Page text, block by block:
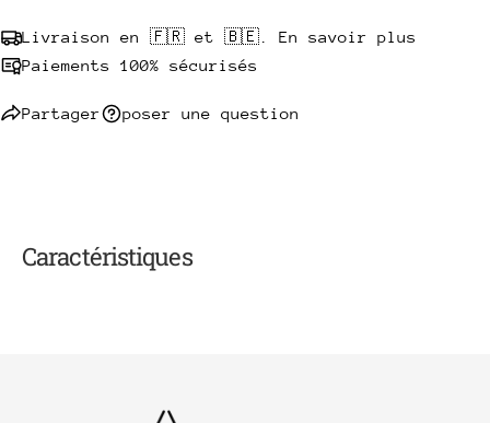
Livraison en 🇫🇷 et 🇧🇪. En savoir plus
Paiements 100% sécurisés
Partager poser une question
Caractéristiques